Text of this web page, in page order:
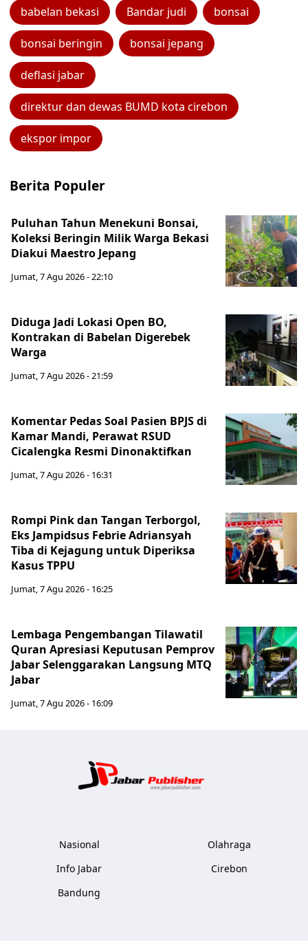
babelan bekasi Bandar judi bonsai
bonsai beringin bonsai jepang
deflasi jabar
direktur dan dewas BUMD kota cirebon
ekspor impor
Berita Populer
Puluhan Tahun Menekuni Bonsai,
Koleksi Beringin Milik Warga Bekasi
Diakui Maestro Jepang
Jumat, 7 Agu 2026 - 22:10
Diduga Jadi Lokasi Open BO,
Kontrakan di Babelan Digerebek
Warga
Jumat, 7 Agu 2026 - 21:59
Komentar Pedas Soal Pasien BPJS di
Kamar Mandi, Perawat RSUD
Cicalengka Resmi Dinonaktifkan
Jumat, 7 Agu 2026 - 16:31
Rompi Pink dan Tangan Terborgol,
Eks Jampidsus Febrie Adriansyah
Tiba di Kejagung untuk Diperiksa
Kasus TPPU
Jumat, 7 Agu 2026 - 16:25
Lembaga Pengembangan Tilawatil
Quran Apresiasi Keputusan Pemprov
Jabar Selenggarakan Langsung MTQ
Jabar
Jumat, 7 Agu 2026 - 16:09
Nasional
Info Jabar
Bandung
Olahraga
Cirebon